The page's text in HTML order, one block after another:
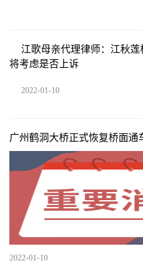
江歌母亲代理律师：江秋莲
将考虑是否上诉
2022-01-10
广州鹤洞大桥正式恢复桥面通
2022-01-10